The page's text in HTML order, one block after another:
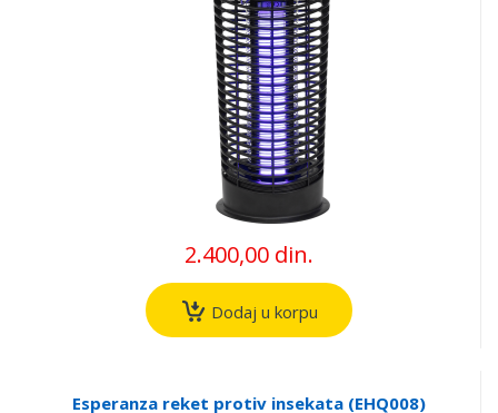
2.400,00 din.
Dodaj u korpu
Esperanza reket protiv insekata (EHQ008)